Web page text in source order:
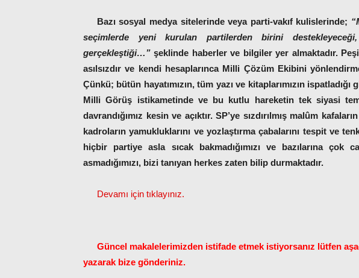
Bazı sosyal medya sitelerinde veya parti-vakıf kulislerinde;
seçimlerde yeni kurulan partilerden birini
gerçekleştiği…” şeklinde haberler ve bilgiler yer almaktadır.
asılsızdır ve kendi hesaplarınca Milli Çözüm Ekibini
Çünkü; bütün hayatımızın, tüm yazı ve kitaplarımızın
Milli Görüş istikametinde ve bu kutlu hareketin tek siyasi
davrandığımız kesin ve açıktır. SP’ye sızdırılmış malûm
kadroların yamukluklarını ve yozlaştırma çabalarını tespit ve
hiçbir partiye asla sıcak bakmadığımızı ve bazılarına
asmadığımızı, bizi tanıyan herkes zaten bilip durmaktadır.
Devamı için tıklayınız.
Güncel makalelerimizden istifade etmek istiyorsanız lütfen
yazarak bize gönderiniz.